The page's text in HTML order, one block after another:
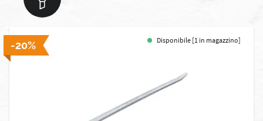
-20% Disponibile [1 in magazzino]